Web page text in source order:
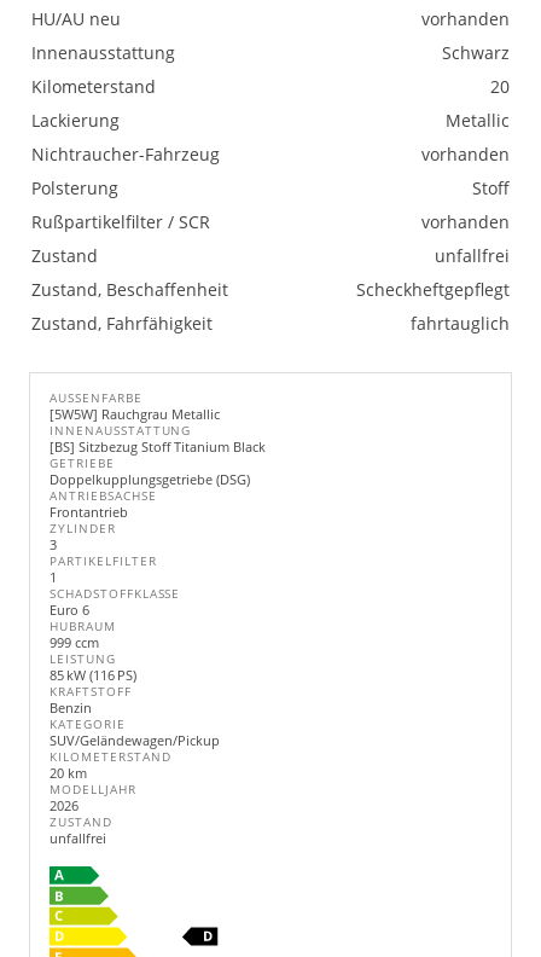
HU/AU neu
vorhanden
Innenausstattung
Schwarz
Kilometerstand
20
Lackierung
Metallic
Nichtraucher-Fahrzeug
vorhanden
Polsterung
Stoff
Rußpartikelfilter / SCR
vorhanden
Zustand
unfallfrei
Zustand, Beschaffenheit
Scheckheftgepflegt
Zustand, Fahrfähigkeit
fahrtauglich
AUSSENFARBE
[5W5W] Rauchgrau Metallic
INNENAUSSTATTUNG
[BS] Sitzbezug Stoff Titanium Black
GETRIEBE
Doppelkupplungsgetriebe (DSG)
ANTRIEBSACHSE
Frontantrieb
ZYLINDER
3
PARTIKELFILTER
1
SCHADSTOFFKLASSE
Euro 6
HUBRAUM
999 ccm
LEISTUNG
85 kW (116 PS)
KRAFTSTOFF
Benzin
KATEGORIE
SUV/Geländewagen/Pickup
KILOMETERSTAND
20 km
MODELLJAHR
2026
ZUSTAND
unfallfrei